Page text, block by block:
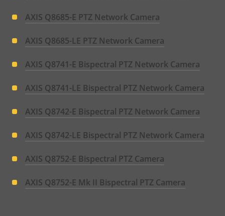
AXIS Q8685-E PTZ Network Camera
AXIS Q8685-LE PTZ Network Camera
AXIS Q8741-E Bispectral PTZ Network Camera
AXIS Q8741-LE Bispectral PTZ Network Camera
AXIS Q8742-E Bispectral PTZ Network Camera
AXIS Q8742-LE Bispectral PTZ Network Camera
AXIS Q8752-E Bispectral PTZ Camera
AXIS Q8752-E Mk II Bispectral PTZ Camera